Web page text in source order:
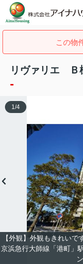
この物
リヴァリエ Ｂ
-
【外観】外観もきれ
京浜急行大師線「港町
1/4